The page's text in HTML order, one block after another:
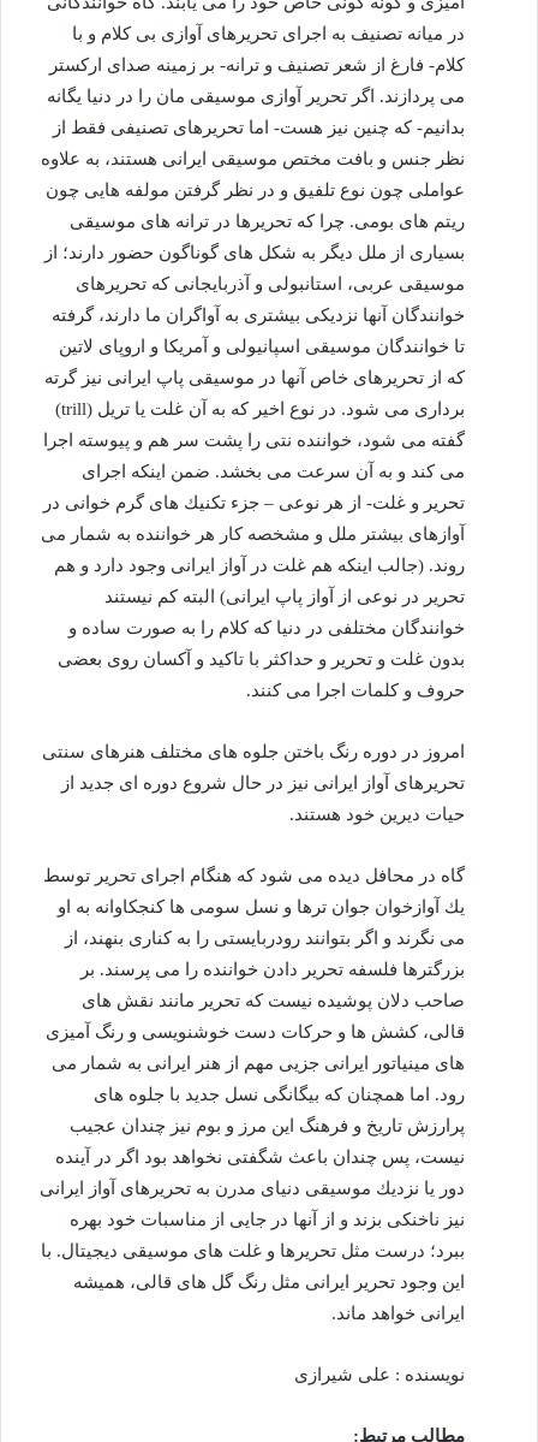
در میانه تصنیف به اجرای تحریرهای آوازی بی كلام و با
كلام- فارغ از شعر تصنیف و ترانه- بر زمینه صدای اركستر
می پردازند. اگر تحریر آوازی موسیقی مان را در دنیا یگانه
بدانیم- كه چنین نیز هست- اما تحریرهای تصنیفی فقط از
نظر جنس و بافت مختص موسیقی ایرانی هستند، به علاوه
عواملی چون نوع تلفیق و در نظر گرفتن مولفه هایی چون
ریتم های بومی. چرا كه تحریرها در ترانه های موسیقی
بسیاری از ملل دیگر به شكل های گوناگون حضور دارند؛ از
موسیقی عربی، استانبولی و آذربایجانی كه تحریرهای
خوانندگان آنها نزدیكی بیشتری به آواگران ما دارند، گرفته
تا خوانندگان موسیقی اسپانیولی و آمریكا و اروپای لاتین
كه از تحریرهای خاص آنها در موسیقی پاپ ایرانی نیز گرته
برداری می شود. در نوع اخیر كه به آن غلت یا تریل (trill)
گفته می شود، خواننده نتی را پشت سر هم و پیوسته اجرا
می كند و به آن سرعت می بخشد. ضمن اینكه اجرای
تحریر و غلت- از هر نوعی – جزء تكنیك های گرم خوانی در
آوازهای بیشتر ملل و مشخصه كار هر خواننده به شمار می
روند. (جالب اینكه هم غلت در آواز ایرانی وجود دارد و هم
تحریر در نوعی از آواز پاپ ایرانی) البته كم نیستند
خوانندگان مختلفی در دنیا كه كلام را به صورت ساده و
بدون غلت و تحریر و حداكثر با تاكید و آكسان روی بعضی
حروف و كلمات اجرا می كنند.
امروز در دوره رنگ باختن جلوه های مختلف هنرهای سنتی
تحریرهای آواز ایرانی نیز در حال شروع دوره ای جدید از
حیات دیرین خود هستند.
گاه در محافل دیده می شود كه هنگام اجرای تحریر توسط
یك آوازخوان جوان ترها و نسل سومی ها كنجكاوانه به او
می نگرند و اگر بتوانند رودربایستی را به كناری بنهند، از
بزرگترها فلسفه تحریر دادن خواننده را می پرسند. بر
صاحب دلان پوشیده نیست كه تحریر مانند نقش های
قالی، كشش ها و حركات دست خوشنویسی و رنگ آمیزی
های مینیاتور ایرانی جزیی مهم از هنر ایرانی به شمار می
رود. اما همچنان كه بیگانگی نسل جدید با جلوه های
پرارزش تاریخ و فرهنگ این مرز و بوم نیز چندان عجیب
نیست، پس چندان باعث شگفتی نخواهد بود اگر در آینده
دور یا نزدیك موسیقی دنیای مدرن به تحریرهای آواز ایرانی
نیز ناخنكی بزند و از آنها در جایی از مناسبات خود بهره
ببرد؛ درست مثل تحریرها و غلت های موسیقی دیجیتال. با
این وجود تحریر ایرانی مثل رنگ گل های قالی، همیشه
ایرانی خواهد ماند.
نویسنده : علی شیرازی
مطالب مرتبط: